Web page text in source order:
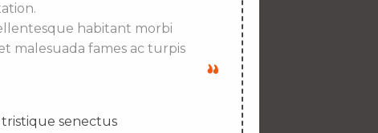
habitant morbi
malesuada fames ac turpis
senectus